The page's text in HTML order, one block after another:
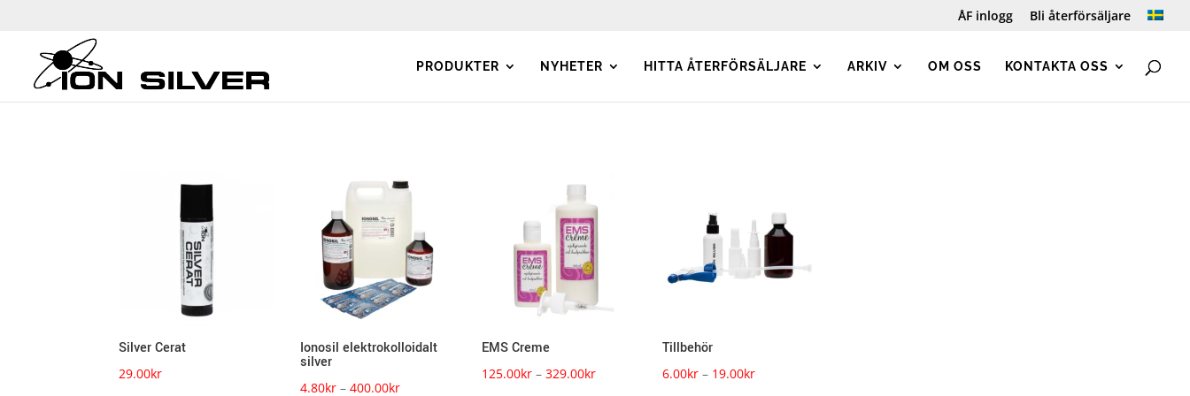
ÅF inlogg Bli återförsäljare
PRODUKTER NYHETER HITTA ÅTERFÖRSÄLJARE ARKIV OM OSS KONTAKTA OSS
Silver Cerat
29.00kr
Ionosil elektrokolloidalt
silver
4.80kr – 400.00krPrisintervall:
EMS Creme
125.00kr – 329.00krPrisintervall:
Tillbehör
6.00kr – 19.00krPrisintervall: